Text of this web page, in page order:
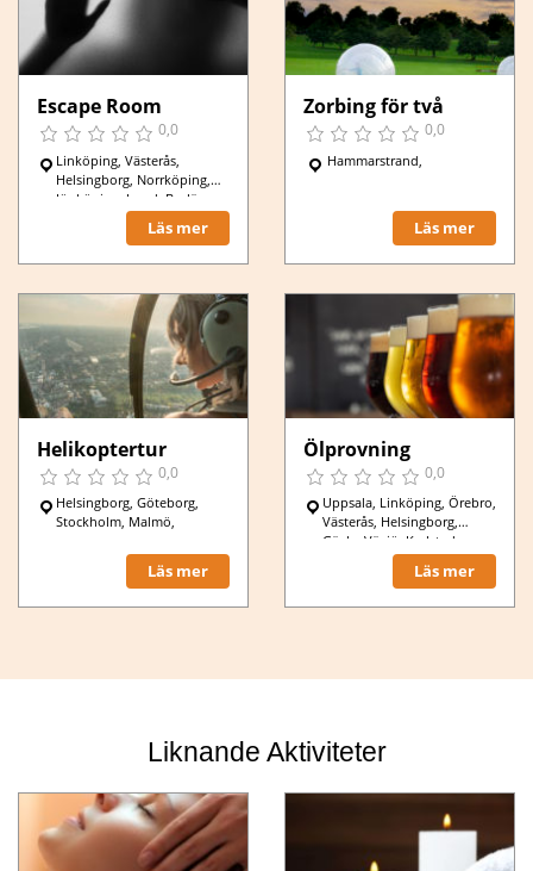
Escape Room
0,0
Linköping, Västerås,
Helsingborg, Norrköping,
Jönköping, Lund, Borlänge,
Mariestad, Göteborg,
Stockholm, Uppsala,Läs mer
Zorbing för två
0,0
Hammarstrand,
Läs mer
Helikoptertur
0,0
Helsingborg, Göteborg,
Stockholm, Malmö,
Läs mer
Ölprovning
0,0
Uppsala, Linköping, Örebro,
Västerås, Helsingborg,
Gävle, Växjö, Karlstad,
Göteborg, Stockholm,
Läs mer
Liknande Aktiviteter